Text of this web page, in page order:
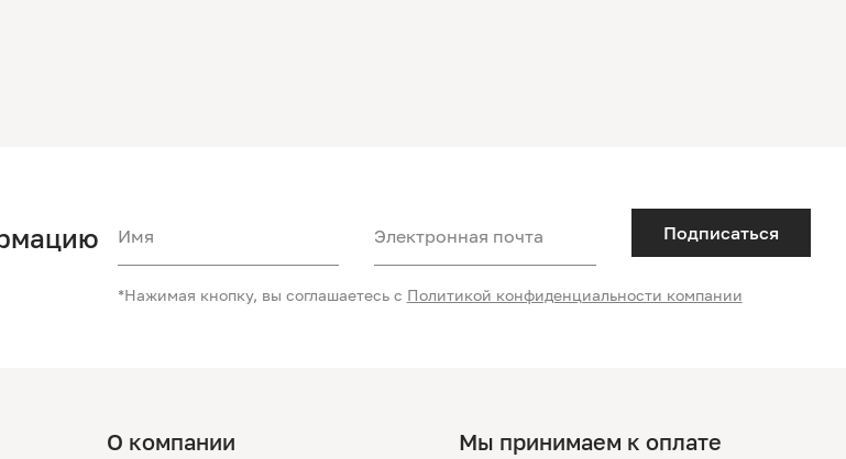
Имя Электронная почта Подписаться
*Нажимая кнопку, вы соглашаетесь с Политикой конфиденциальности компании
О компании Мы принимаем к оплате